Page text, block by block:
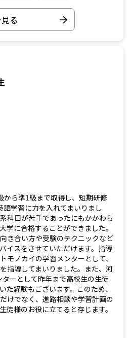
る
から準1級まで取得し、短期研修
語学習に力を入れてまいりまし
科目が苦手であったにもかかわら
学に合格することができました。
き合い方や受験のテクニックなど
イスをさせていただけます。指導
モノカイの学習メンターとして、
指導してまいりました。また、河
ーとして昨年まで高校生の生徒
た経験もございます。このため、
けでなく、進路相談や学習計画の
徒様のお役に立てると存じます。